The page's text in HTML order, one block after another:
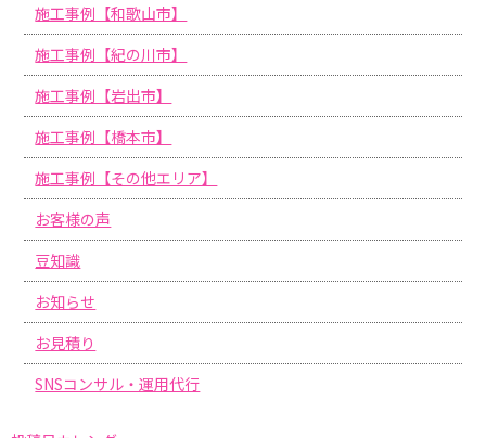
施工事例【和歌山市】
施工事例【紀の川市】
施工事例【岩出市】
施工事例【橋本市】
施工事例【その他エリア】
お客様の声
豆知識
お知らせ
お見積り
SNSコンサル・運用代行